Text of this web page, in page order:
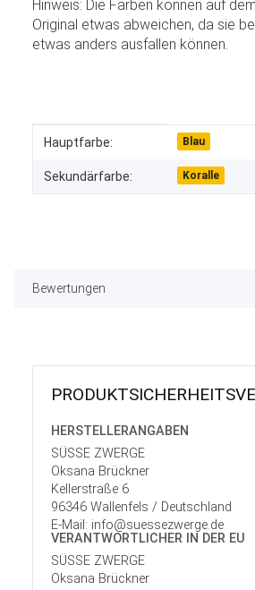
Hinweis: Die Farben können auf
Original etwas abweichen, da sie
etwas anders ausfallen können.
Produkteigenschaft
Wert
Hauptfarbe: Blau
Sekundärfarbe: Koralle
Bewertungen
HERSTELLER­ANGABEN
SÜSSE ZWERGE
Oksana Brückner
Kellerstraße 6
96346 Wallenfels / Deutschland
E-Mail: info@suessezwerge.de
VERANTWORT­LICHER IN DER EU
SÜSSE ZWERGE
Oksana Brückner